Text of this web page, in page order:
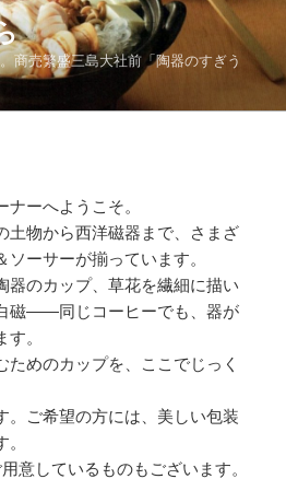
商売繁盛三島大社前「陶器のすぎう
ーへようこそ。
土物から西洋磁器まで、さまざ
ソーサーが揃っています。
器のカップ、草花を繊細に描い
磁——同じコーヒーでも、器が
。
ためのカップを、ここでじっく
。ご希望の方には、美しい包装
意しているものもございます。